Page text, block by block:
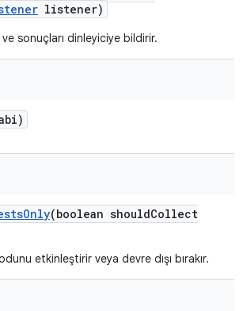
listener)
ve sonuçları dinleyiciye bildirir.
Only(boolean shouldCollect
etkinleştirir veya devre dışı bırakır.